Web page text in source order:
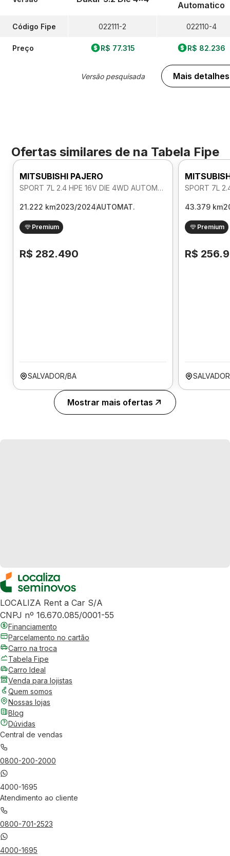
Código Fipe
Preço
022111-2
R$ 77.315
Versão pesquisada
Automatico
022110-4
R$ 82.236
Mais detalhes
Ofertas similares de na Tabela Fipe
MITSUBISHI PAJERO
SPORT 7L 2.4 HPE 16V DIE 4WD AUTOMATICO
21.222 km2023/2024AUTOMAT.
Premium
R$ 282.490
SALVADOR/BA
43.379 km
Premium
R$
Mostrar mais ofertas
LOCALIZA Rent a Car S/A
CNPJ nº 16.670.085/0001-55
Financiamento
Parcelamento no cartão
Carro na troca
Tabela Fipe
Carro Ideal
Venda para lojistas
Quem somos
Nossas lojas
Blog
Dúvidas
Central de vendas
0800-200-2000
4000-1695
Atendimento ao cliente
0800-701-2523
4000-1695